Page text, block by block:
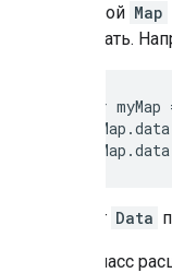
У каждой Map
создавать.
var
Объект Data
Этот класс